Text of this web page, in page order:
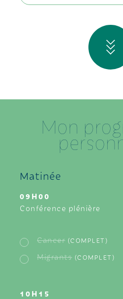
Mon
Matinée
09H00
Conférence plénière
Cancer (COMPLET)
Migrants (COMPLET)
10H15